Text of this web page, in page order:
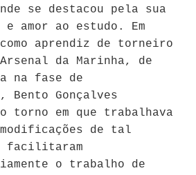
se destacou pela sua
amor ao estudo. Em
aprendiz de torneiro
da Marinha, de
na fase de
Bento Gonçalves
torno em que trabalhava
de tal
facilitaram
o trabalho de